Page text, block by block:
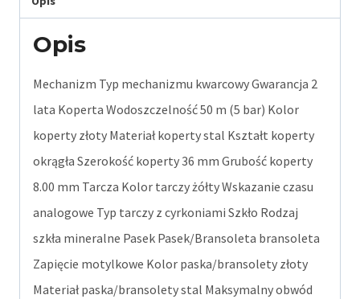
Opis
Mechanizm Typ mechanizmu kwarcowy Gwarancja 2
lata Koperta Wodoszczelność 50 m (5 bar) Kolor
koperty złoty Materiał koperty stal Kształt koperty
okrągła Szerokość koperty 36 mm Grubość koperty
8.00 mm Tarcza Kolor tarczy żółty Wskazanie czasu
analogowe Typ tarczy z cyrkoniami Szkło Rodzaj
szkła mineralne Pasek Pasek/Bransoleta bransoleta
Zapięcie motylkowe Kolor paska/bransolety złoty
Materiał paska/bransolety stal Maksymalny obwód